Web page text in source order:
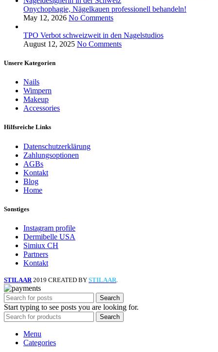
Onychophagie, Nägelkauen professionell behandeln!
May 12, 2026 No Comments
TPO Verbot schweizweit in den Nagelstudios
August 12, 2025 No Comments
Unsere Kategorien
Nails
Wimpern
Makeup
Accessories
Hilfsreiche Links
Datenschutzerklärung
Zahlungsoptionen
AGBs
Kontakt
Blog
Home
Sonstiges
Instagram profile
Dermibelle USA
Simiux CH
Partners
Kontakt
STILAAR 2019 CREATED BY STILAAR.
Search
Start typing to see posts you are looking for.
Search
Menu
Categories